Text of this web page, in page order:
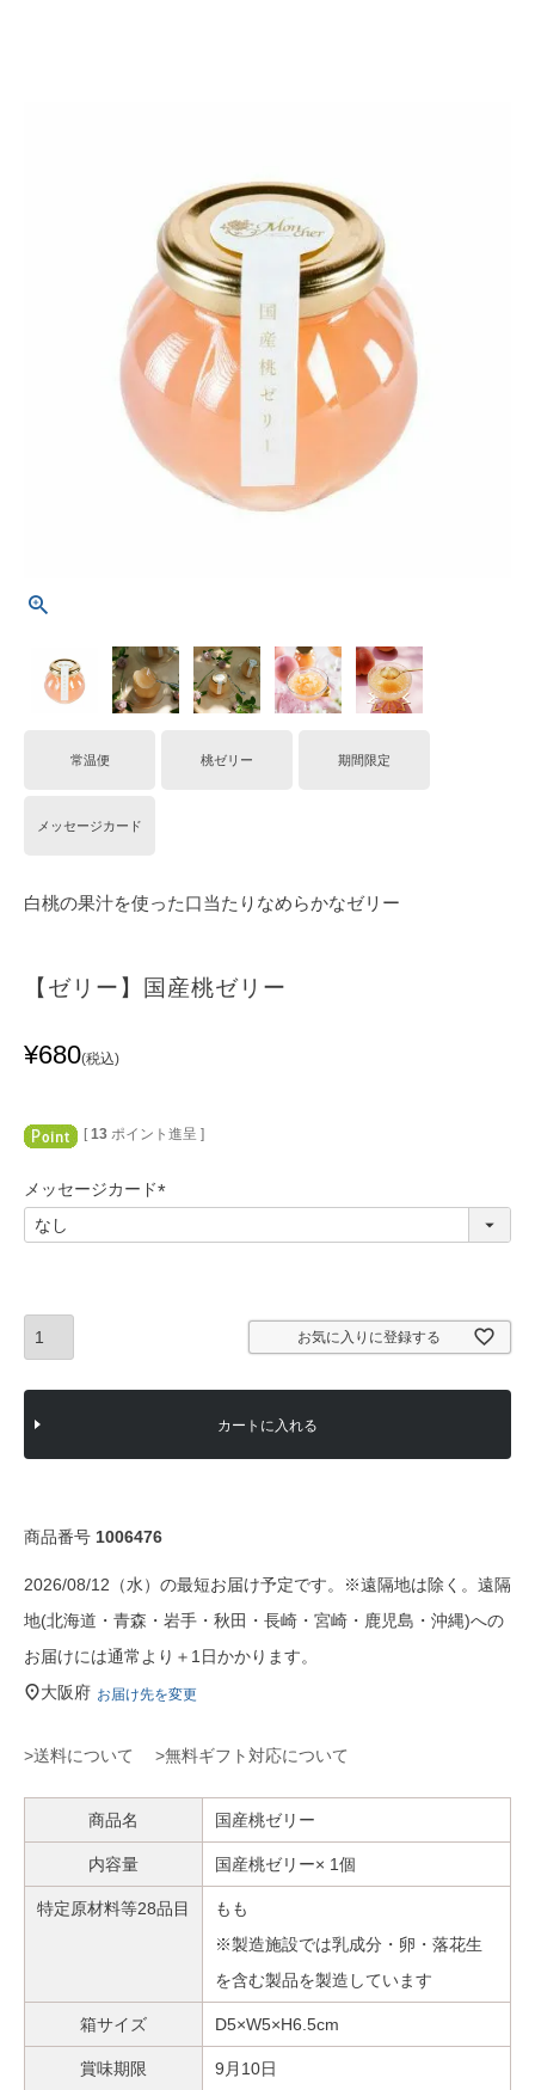
常温便 桃ゼリー 期間限定
メッセージカード
白桃の果汁を使った口当たりなめらかなゼリー
【ゼリー】国産桃ゼリー
¥680 税込
[ 13 ポイント進呈 ]
メッセージカード
必
お気に入りに登録する
カートに入れる
商品番号 1006476
2026/08/12（水）の最短お届け予定です。※遠隔地は除く。遠隔
地(北海道・青森・岩手・秋田・長崎・宮崎・鹿児島・沖縄)への
お届けには通常より＋1日かかります。
大阪府 お届け先を変更
>送料について >無料ギフト対応について
商品名 国産桃ゼリー
内容量 国産桃ゼリー× 1個
特定原材料等28品目
もも
※製造施設では乳成分・卵・落花生
を含む製品を製造しています
箱サイズ D5×W5×H6.5cm
賞味期限 9月10日